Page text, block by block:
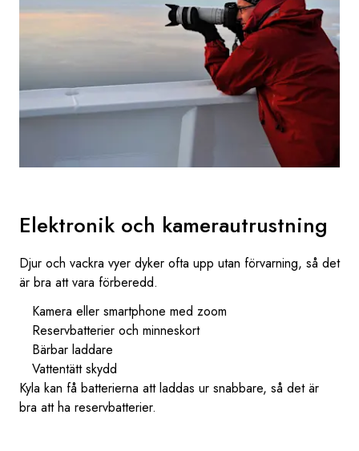
Elektronik och kamerautrustning
Djur och vackra vyer dyker ofta upp utan förvarning, så det
är bra att vara förberedd.
Kamera eller smartphone med zoom
Reservbatterier och minneskort
Bärbar laddare
Vattentätt skydd
Kyla kan få batterierna att laddas ur snabbare, så det är
bra att ha reservbatterier.